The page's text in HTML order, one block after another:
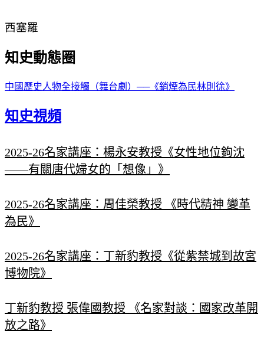
西塞羅
知史動態圈
中國歷史人物全接觸（舞台劇）──《銷煙為民林則徐》
知史視頻
2025-26名家講座：楊永安教授《女性地位鉤沈
——有關唐代婦女的「想像」》
2025-26名家講座：周佳榮教授 《時代精神 變革
為民》
2025-26名家講座：丁新豹教授《從紫禁城到故宮
博物院》
丁新豹教授 張偉國教授 《名家對談：國家改革開
放之路》